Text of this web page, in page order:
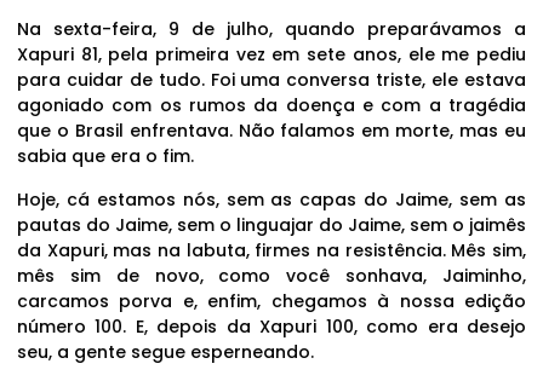
Na sexta-feira, 9 de julho, quando preparávamos a
Xapuri 81, pela primeira vez em sete anos, ele me pediu
para cuidar de tudo. Foi uma conversa triste, ele estava
agoniado com os rumos da doença e com a tragédia
que o Brasil enfrentava. Não falamos em morte, mas eu
sabia que era o fim.
Hoje, cá estamos nós, sem as capas do Jaime, sem as
pautas do Jaime, sem o linguajar do Jaime, sem o jaimês
da Xapuri, mas na labuta, firmes na resistência. Mês sim,
mês sim de novo, como você sonhava, Jaiminho,
carcamos porva e, enfim, chegamos à nossa edição
número 100. E, depois da Xapuri 100, como era desejo
seu, a gente segue esperneando.